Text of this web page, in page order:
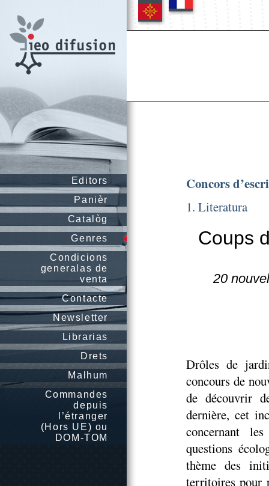
Editors
Panièr
Catalòg
Genres
Condicions
generalas de
venta
Contacte
Newsletter
Librarias
Drets
Malhum
Commandes
depuis
l’étranger
(Hors UE) ou
DOM-TOM
Concors
1. Literatura
Coups
20
Drôles de
concours de
de découvrir
dernière, cet
concernant
questions
thème des
territoires pour